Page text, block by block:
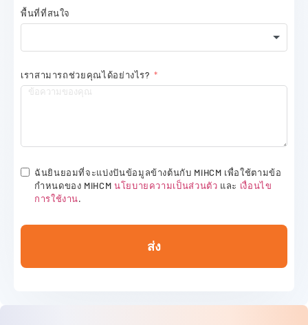
พื้นที่ที่สนใจ
เราสามารถช่วยคุณได้อย่างไร?
ฉันยินยอมที่จะแบ่งปันข้อมูลข้างต้นกับ MiHCM เพื่อใช้ตามข้อ
กำหนดของ MiHCM นโยบายความเป็นส่วนตัว และ เงื่อนไข
การใช้งาน.
ส่ง